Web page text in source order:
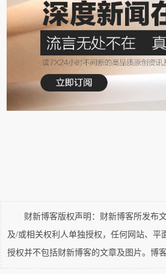
房屋及其附属设施应当符合消防
供水、供电等必要的生活条件。
违法建筑的;(二)被鉴定为危险
律、法规、规章规定不得出租的
居住空间的房间为最小出租单位
设计为厨房、卫生间、阳台和地
本案中的半地下室，不符合消防
楼楼梯的出口（已被水泥封堵）
定，应该认定违背公序良俗，为无
不仅如此，该半地下室还涉嫌群
财新博客版权声明：财新博客所发布文
及/或相关权利人单独授权，任何网站、
授权并不包括财新博客的文章及图片。博